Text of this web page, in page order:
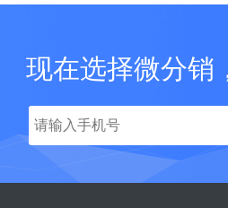
现在选择微分销